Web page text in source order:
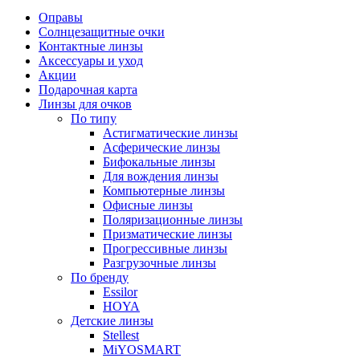
Оправы
Солнцезащитные очки
Контактные линзы
Аксессуары и уход
Акции
Подарочная карта
Линзы для очков
По типу
Астигматические линзы
Асферические линзы
Бифокальные линзы
Для вождения линзы
Компьютерные линзы
Офисные линзы
Поляризационные линзы
Призматические линзы
Прогрессивные линзы
Разгрузочные линзы
По бренду
Essilor
HOYA
Детские линзы
Stellest
MiYOSMART